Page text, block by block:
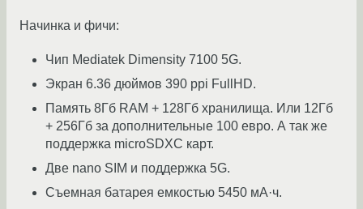
Начинка и фичи:
Чип Mediatek Dimensity 7100 5G.
Экран 6.36 дюймов 390 ppi FullHD.
Память 8Гб RAM + 128Гб хранилища. Или 12Гб
+ 256Гб за дополнительные 100 евро. А так же
поддержка microSDXC карт.
Две nano SIM и поддержка 5G.
Съемная батарея емкостью 5450 мА·ч.